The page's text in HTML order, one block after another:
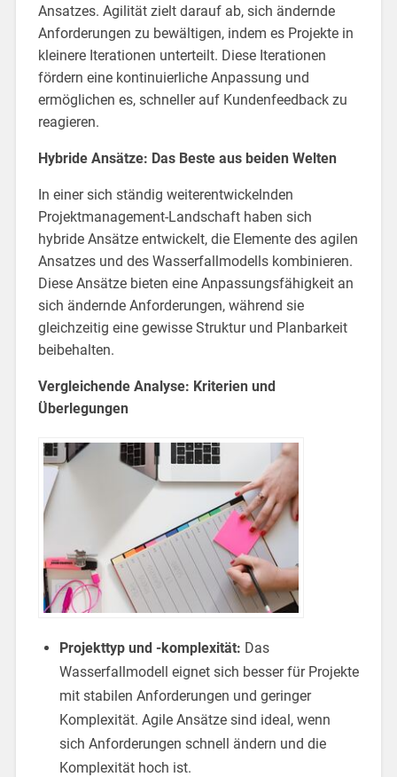
Ansatzes. Agilität zielt darauf ab, sich ändernde
Anforderungen zu bewältigen, indem es Projekte in
kleinere Iterationen unterteilt. Diese Iterationen
fördern eine kontinuierliche Anpassung und
ermöglichen es, schneller auf Kundenfeedback zu
reagieren.
Hybride Ansätze: Das Beste aus beiden Welten
In einer sich ständig weiterentwickelnden
Projektmanagement-Landschaft haben sich
hybride Ansätze entwickelt, die Elemente des agilen
Ansatzes und des Wasserfallmodells kombinieren.
Diese Ansätze bieten eine Anpassungsfähigkeit an
sich ändernde Anforderungen, während sie
gleichzeitig eine gewisse Struktur und Planbarkeit
beibehalten.
Vergleichende Analyse: Kriterien und
Überlegungen
Projekttyp und -komplexität: Das
Wasserfallmodell eignet sich besser für Projekte
mit stabilen Anforderungen und geringer
Komplexität. Agile Ansätze sind ideal, wenn
sich Anforderungen schnell ändern und die
Komplexität hoch ist.